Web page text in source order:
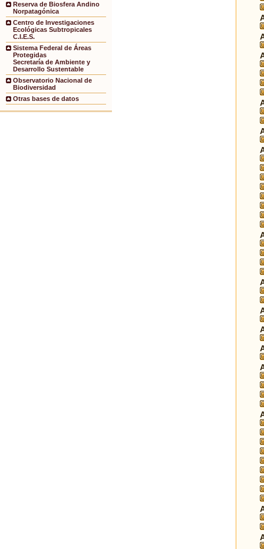
Reserva de Biosfera Andino
Norpatagónica
Centro de Investigaciones
Ecológicas Subtropicales
C.I.E.S.
Sistema Federal de Áreas
Protegidas
Secretaría de Ambiente y
Desarrollo Sustentable
Observatorio Nacional de
Biodiversidad
Otras bases de datos